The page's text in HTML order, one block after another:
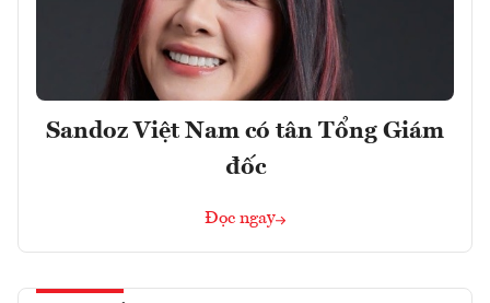
Sandoz Việt Nam có tân Tổng Giám
đốc
Đọc ngay